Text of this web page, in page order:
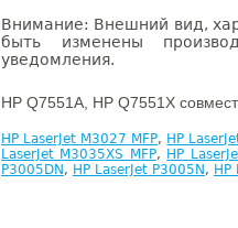
Внимание: Внешний вид,
быть изменены
уведомления.
HP Q7551A, HP Q7551X
HP LaserJet M3027 MFP, HP
LaserJet M3035XS MFP, HP
P3005DN , HP LaserJet P3005N , HP